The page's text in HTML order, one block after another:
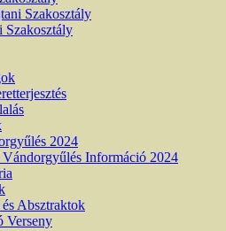
Szakosztály
Szakosztály
2024
Vándorgyűlés Információ 2024
Absztraktok
Verseny